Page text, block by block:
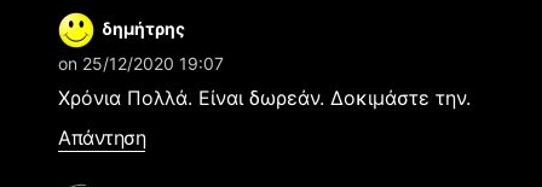
δημήτρης
on 25/12/2020 19:07
Χρόνια Πολλά. Είναι δωρεάν. Δοκιμάστε την.
Απάντηση